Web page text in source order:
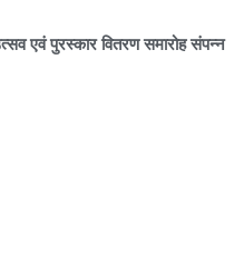
एवं पुरस्कार वितरण समारोह संपन्न